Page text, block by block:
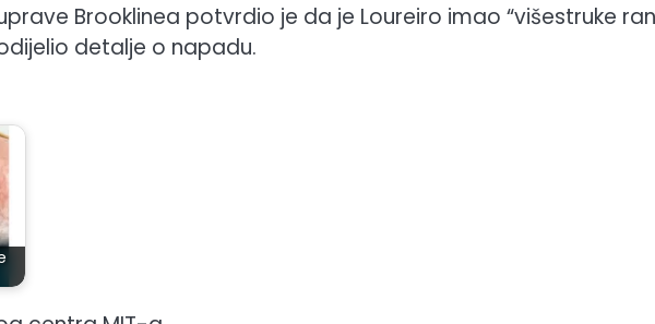
Brooklinea potvrdio je da je Loureiro imao “višestruke
detalje o napadu.